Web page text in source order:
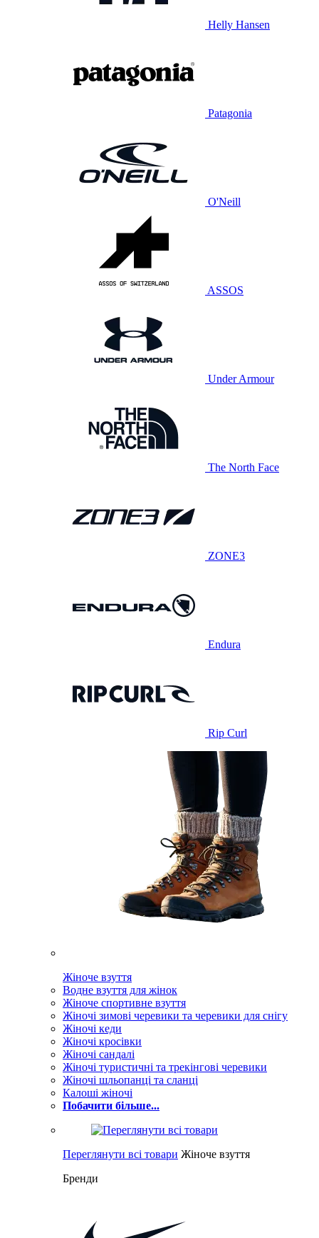
Helly Hansen
Patagonia
O'Neill
ASSOS
Under Armour
The North Face
ZONE3
Endura
Rip Curl
Жіноче взуття
Водне взуття для жінок
Жіноче спортивне взуття
Жіночі зимові черевики та черевики для снігу
Жіночі кеди
Жіночі кросівки
Жіночі сандалі
Жіночі туристичні та трекінгові черевики
Жіночі шльопанці та сланці
Калоші жіночі
Побачити більше...
Переглянути всі товари Жіноче взуття
Бренди